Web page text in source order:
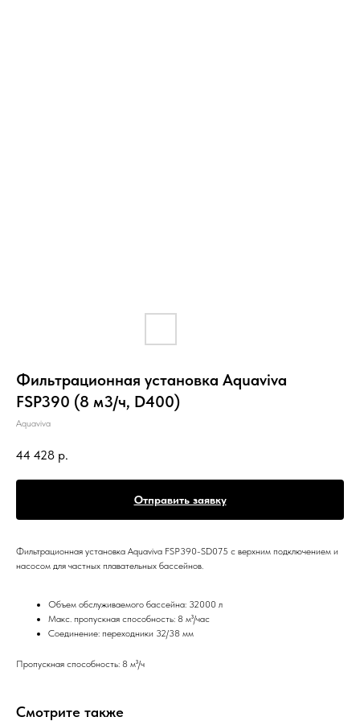
Фильтрационная установка Aquaviva
FSP390 (8 м3/ч, D400)
Aquaviva
44 428 р.
Отправить заявку
Фильтрационная установка Aquaviva FSP390-SD075 с верхним подключением и
насосом для частных плавательных бассейнов.
Объем обслуживаемого бассейна: 32000 л
Макс. пропускная способность: 8 м³/час
Соединение: переходники 32/38 мм
Пропускная способность: 8 м³/ч
Смотрите также